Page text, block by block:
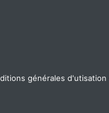
générales d'utisation